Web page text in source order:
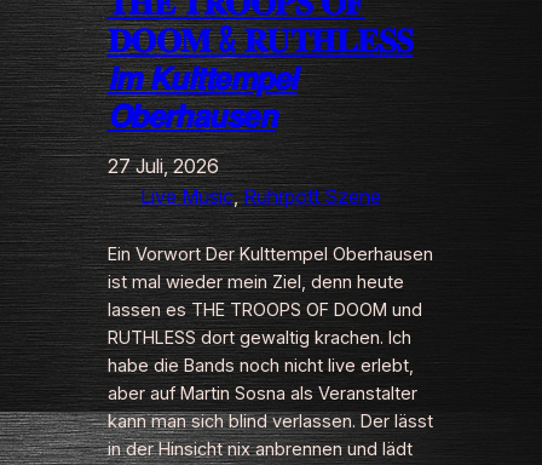
𝐃𝐎𝐎𝐌 & 𝐑𝐔𝐓𝐇𝐋𝐄𝐒𝐒
𝙞𝙢 𝙆𝙪𝙡𝙩𝙩𝙚𝙢𝙥𝙚𝙡
𝙊𝙗𝙚𝙧𝙝𝙖𝙪𝙨𝙚𝙣
27 Juli, 2026
Live Music, Ruhrpott Szene
Ein Vorwort Der Kulttempel Oberhausen
ist mal wieder mein Ziel, denn heute
lassen es THE TROOPS OF DOOM und
RUTHLESS dort gewaltig krachen. Ich
habe die Bands noch nicht live erlebt,
aber auf Martin Sosna als Veranstalter
kann man sich blind verlassen. Der lässt
in der Hinsicht nix anbrennen und lädt